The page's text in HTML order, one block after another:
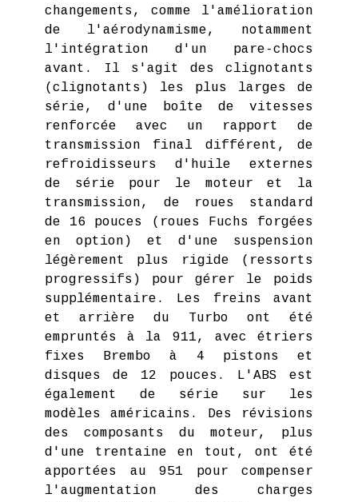
changements, comme l'amélioration
de l'aérodynamisme, notamment
l'intégration d'un pare-chocs
avant. Il s'agit des clignotants
(clignotants) les plus larges de
série, d'une boîte de vitesses
renforcée avec un rapport de
transmission final différent, de
refroidisseurs d'huile externes
de série pour le moteur et la
transmission, de roues standard
de 16 pouces (roues Fuchs forgées
en option) et d'une suspension
légèrement plus rigide (ressorts
progressifs) pour gérer le poids
supplémentaire. Les freins avant
et arrière du Turbo ont été
empruntés à la 911, avec étriers
fixes Brembo à 4 pistons et
disques de 12 pouces. L'ABS est
également de série sur les
modèles américains. Des révisions
des composants du moteur, plus
d'une trentaine en tout, ont été
apportées au 951 pour compenser
l'augmentation des charges